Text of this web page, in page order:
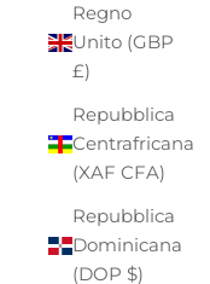
Regno
Unito (GBP
£)
Repubblica
Centrafricana
(XAF CFA)
Repubblica
Dominicana
(DOP $)